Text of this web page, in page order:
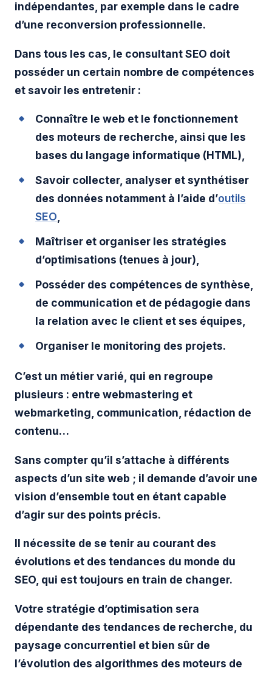
indépendantes, par exemple dans le cadre
d’une reconversion professionnelle.
Dans tous les cas, le consultant SEO doit
posséder un certain nombre de compétences
et savoir les entretenir :
Connaître le web et le fonctionnement
des moteurs de recherche, ainsi que les
bases du langage informatique (HTML),
Savoir collecter, analyser et synthétiser
des données notamment à l’aide d’outils
SEO
Maîtriser et organiser les stratégies
d’optimisations (tenues à jour),
Posséder des compétences de synthèse,
de communication et de pédagogie dans
la relation avec le client et ses équipes,
Organiser le monitoring des projets.
C’est un métier varié, qui en regroupe
plusieurs : entre webmastering et
webmarketing, communication, rédaction de
contenu…
Sans compter qu’il s’attache à différents
aspects d’un site web ; il demande d’avoir une
vision d’ensemble tout en étant capable
d’agir sur des points précis.
Il nécessite de se tenir au courant des
évolutions et des tendances du monde du
SEO, qui est toujours en train de changer.
Votre stratégie d’optimisation sera
dépendante des tendances de recherche, du
paysage concurrentiel et bien sûr de
l’évolution des algorithmes des moteurs de